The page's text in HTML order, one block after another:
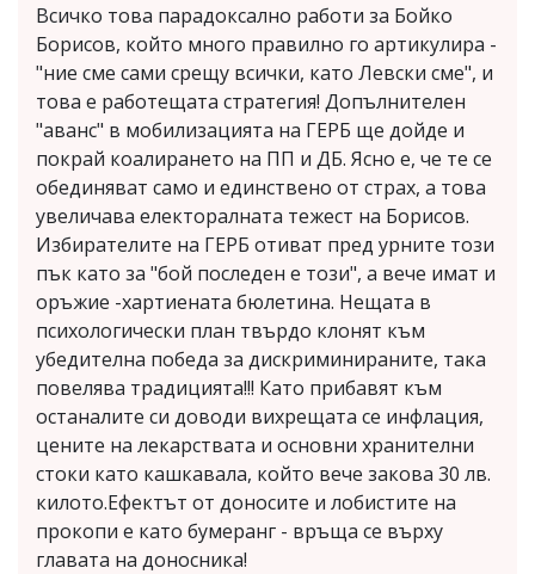
Всичко това парадоксално работи за Бойко
Борисов, който много правилно го артикулира -
"ние сме сами срещу всички, като Левски сме", и
това е работещата стратегия! Допълнителен
"аванс" в мобилизацията на ГЕРБ ще дойде и
покрай коалирането на ПП и ДБ. Ясно е, че те се
обединяват само и единствено от страх, а това
увеличава електоралната тежест на Борисов.
Избирателите на ГЕРБ отиват пред урните този
пък като за "бой последен е този", а вече имат и
оръжие -хартиената бюлетина. Нещата в
психологически план твърдо клонят към
убедителна победа за дискриминираните, така
повелява традицията!!! Като прибавят към
останалите си доводи вихрещата се инфлация,
цените на лекарствата и основни хранителни
стоки като кашкавала, който вече закова 30 лв.
килото.Ефектът от доносите и лобистите на
прокопи е като бумеранг - връща се върху
главата на доносника!